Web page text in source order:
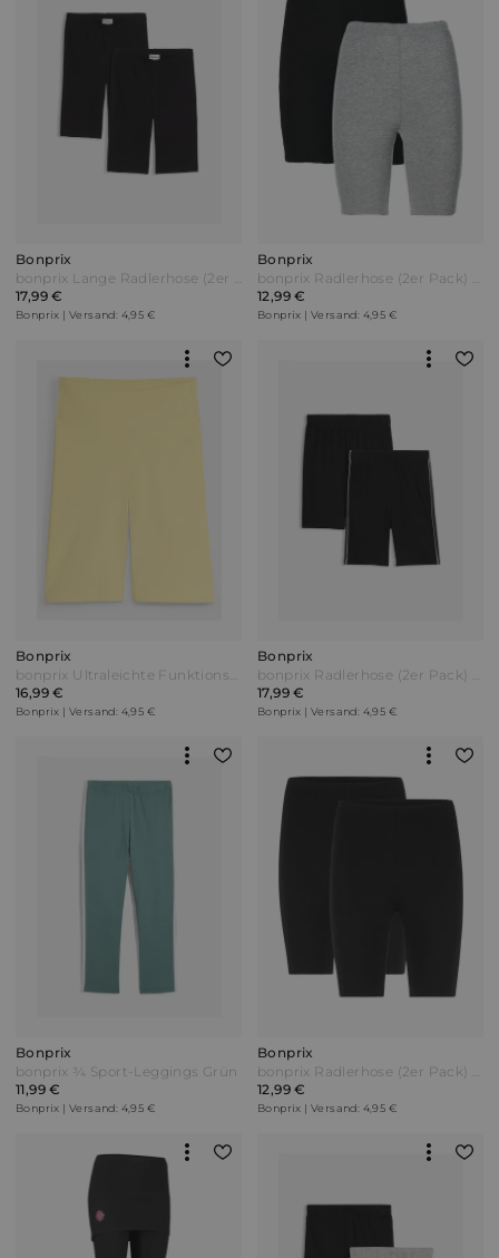
Bonprix
bonprix Lange Radlerhose (2er Pack) Schwarz
17,99 €
Bonprix | Versand: 4,95 €
Bonprix
bonprix Radlerhose (2er Pack) Grau
12,99 €
Bonprix | Versand: 4,95 €
Bonprix
bonprix Ultraleichte Funktionsradler mit Komfortbund schnelltrocknend Gelb
16,99 €
Bonprix | Versand: 4,95 €
Bonprix
bonprix Radlerhose (2er Pack) Schwarz
17,99 €
Bonprix | Versand: 4,95 €
Bonprix
bonprix ¾ Sport-Leggings Grün
11,99 €
Bonprix | Versand: 4,95 €
Bonprix
bonprix Radlerhose (2er Pack) Schwarz
12,99 €
Bonprix | Versand: 4,95 €